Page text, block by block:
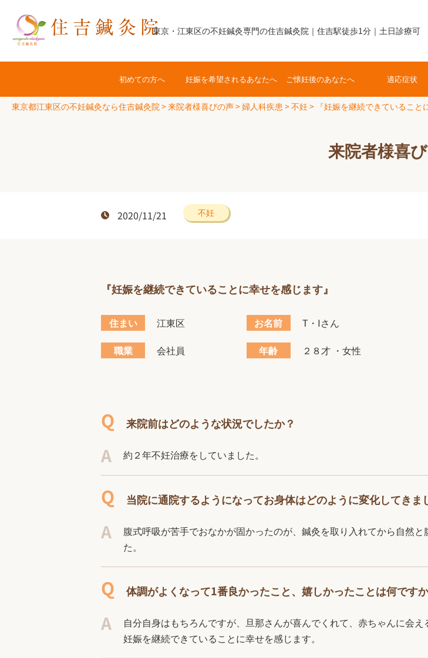
東京・江東区の不妊鍼灸専門の住吉鍼灸院｜住吉駅徒歩1分｜土日診療可
初めての方へ 妊娠を希望されるあなたへ ご懐妊後のあなたへ 適応症状
東京都江東区の不妊鍼灸なら住吉鍼灸院>来院者様喜びの声>婦人科疾患 >不妊> 『妊娠を継続できていること
来院者様喜
2020/11/21 不妊
『妊娠を継続できていることに幸せを感じます』
住まい 江東区 お名前
T・Iさん
職業
会社員 年齢 ２８才 ・女性
来院前はどのような状況でしたか？
約２年不妊治療をしていました。
当院に通院するようになってお身体はどのように変化してきま
腹式呼吸が苦手でおなかが固かったのが、鍼灸を取り入れてから自然
た。
体調がよくなって1番良かったこと、嬉しかったことは何です
自分自身はもちろんですが、旦那さんが喜んでくれて、赤ちゃんに会え
妊娠を継続できていることに幸せを感じます。